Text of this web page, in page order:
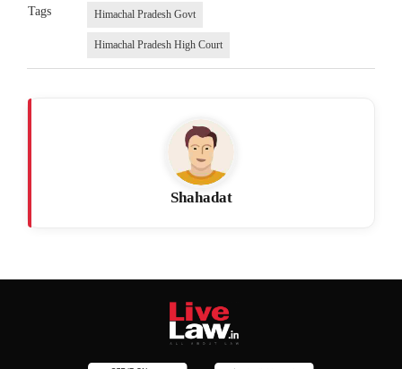
Tags Himachal Pradesh Govt
Himachal Pradesh High Court
Shahadat